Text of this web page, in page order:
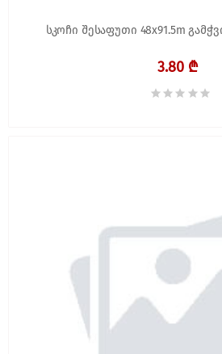
სკოჩი შესაფუთი 48x91.5m
3.80 ₾